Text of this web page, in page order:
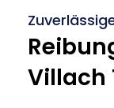
Villach